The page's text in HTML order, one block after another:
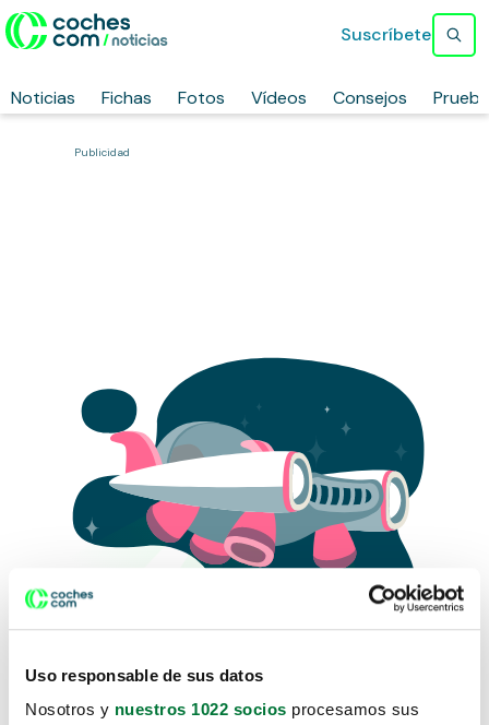
Uso responsable de sus datos
Nosotros y nuestros 1022 socios procesamos sus
Noticias Fichas Fotos Vídeos Consejos
Suscríbete
Publicidad